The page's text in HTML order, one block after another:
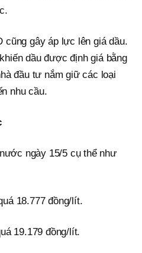
cũng gây áp lực lên giá dầu.
dầu được định giá bằng
đầu tư nắm giữ các loại
nhu cầu.
ngày 15/5 cụ thể như
18.777 đồng/lít.
19.179 đồng/lít.